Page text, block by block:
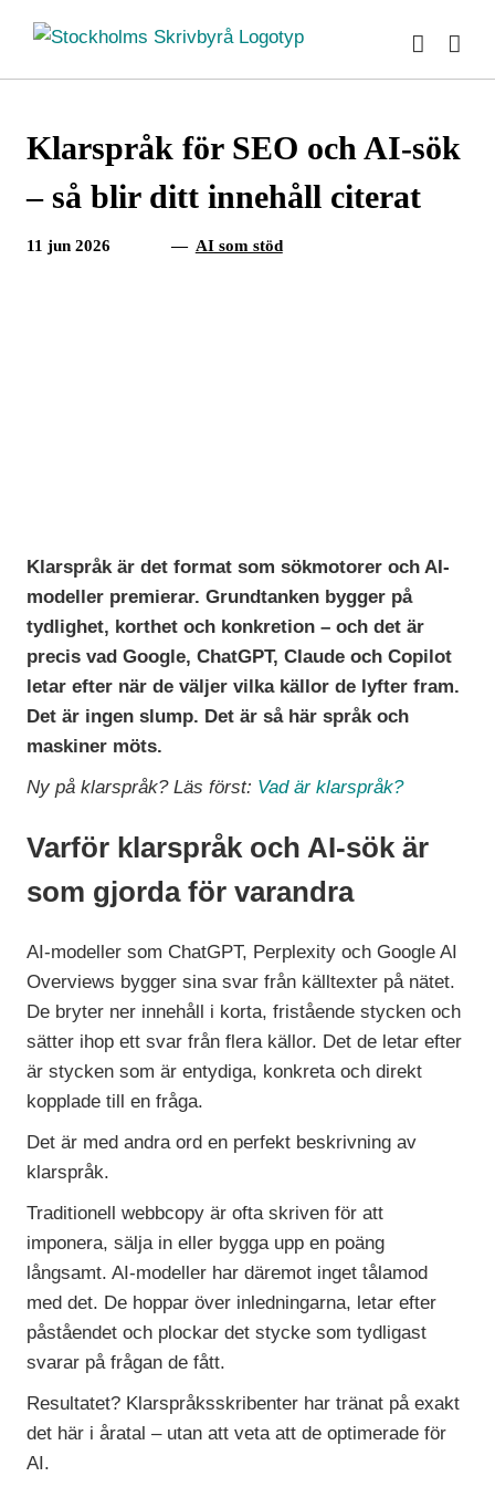
innehållet
Klarspråk för SEO och AI-sök
– så blir ditt innehåll citerat
11 jun 2026 — AI som stöd
Klarspråk är det formatsom sökmotorer och AI-
modeller premierar. Grundtanken bygger på
tydlighet, korthet och konkretion – ochdet är
precis vad Google, ChatGPT,Claude och Copilot
letar efter när deväljer vilka källor de lyfter fram.
Detär ingen slump. Det är så här språk och
maskiner möts.
Ny på klarspråk? Läs först: Vad är klarspråk?
Varför klarspråk och AI-sök är
som gjorda för varandra
AI-modeller som ChatGPT, Perplexity och Google AI
Overviews bygger sina svar från källtexter på nätet.
De bryter ner innehåll i korta, fristående styckenoch
sätter ihop ett svar från flera källor. Det de letar efter
är styckensom är entydiga, konkreta och direkt
kopplade till en fråga.
Det är medandra ord en perfekt beskrivning av
klarspråk.
Traditionell webbcopy ärofta skriven för att
imponera, sälja ineller bygga upp en poäng
långsamt.AI-modeller har däremot ingettålamod
med det. De hoppar över inledningarna, letar efter
påståendet och plockar detstycke som tydligast
svarar på frågan defått.
Resultatet? Klarspråksskribenter har tränat påexakt
det här iåratal – utan attveta att deoptimerade för
AI.